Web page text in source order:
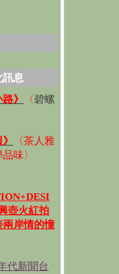
訊息
》 〈碧螺
〈茶人雅
味〉
壺火紅拍
岸情的憧
代新聞台